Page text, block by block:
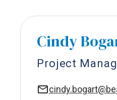
Project
Cindy